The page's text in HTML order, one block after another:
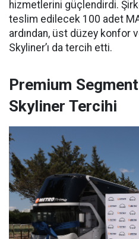
hizmetlerini güçlendirdi.
teslim edilecek 100 adet
ardından, üst düzey konfor
Skyliner’ı da tercih etti.
Premium
Skyliner Tercihi